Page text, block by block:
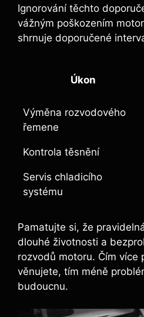
Ignorování těchto
vážným poškozením
shrnuje doporučené
Úkon
Výměna rozvodového
řemene
Kontrola těsnění
Servis chladicího
systému
Pamatujte si, že
dlouhé životnosti a
rozvodů motoru. Čím více
věnujete, tím méně
budoucnu.